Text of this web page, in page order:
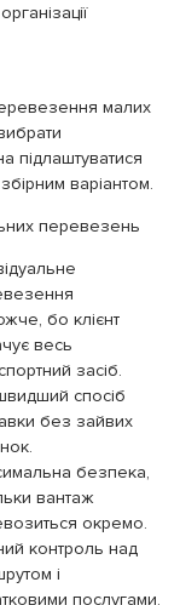
малих
підлаштуватися
варіантом.
перевезень
бо клієнт
весь
засіб.
спосіб
без зайвих
безпека,
вантаж
окремо.
контроль над
і
послугами.